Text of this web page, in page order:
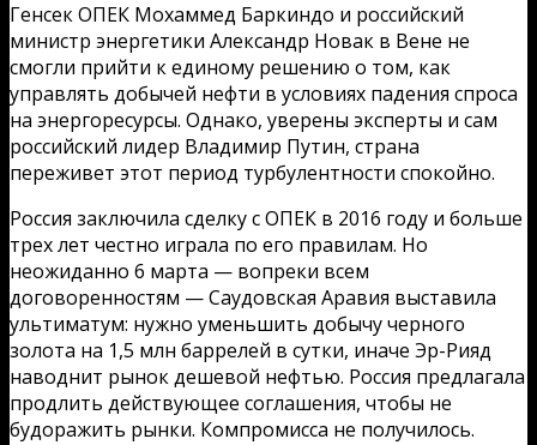
Генсек ОПЕК Мохаммед Баркиндо и российский
министр энергетики Александр Новак в Вене не
смогли прийти к единому решению о том, как
управлять добычей нефти в условиях падения спроса
на энергоресурсы. Однако, уверены эксперты и сам
российский лидер Владимир Путин, страна
переживет этот период турбулентности спокойно.
Россия заключила сделку с ОПЕК в 2016 году и больше
трех лет честно играла по его правилам. Но
неожиданно 6 марта — вопреки всем
договоренностям — Саудовская Аравия выставила
ультиматум: нужно уменьшить добычу черного
золота на 1,5 млн баррелей в сутки, иначе Эр-Рияд
наводнит рынок дешевой нефтью. Россия предлагала
продлить действующее соглашения, чтобы не
будоражить рынки. Компромисса не получилось.